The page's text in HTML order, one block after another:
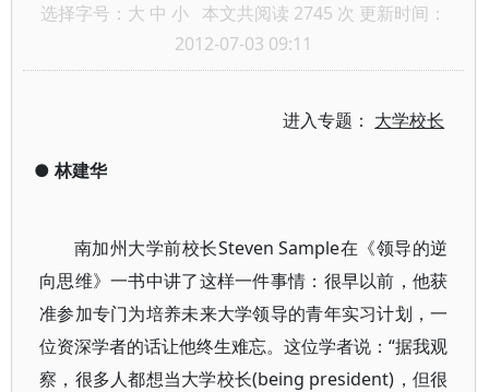
选择字号： 大 中 小 本文共阅读 2745 次 更新时间：
2012-07-03 09:11
进入专题： 大学校长
●林建华
南加州大学前校长Steven Sample在《领导的逆
向思维》一书中讲了这样一件事情：很早以前，他获
准参加专门为培养未来大学领导的青年实习计划，一
位资深学者的话让他终生难忘。这位学者说：“据我观
察，很多人都想当大学校长(being president)，但很